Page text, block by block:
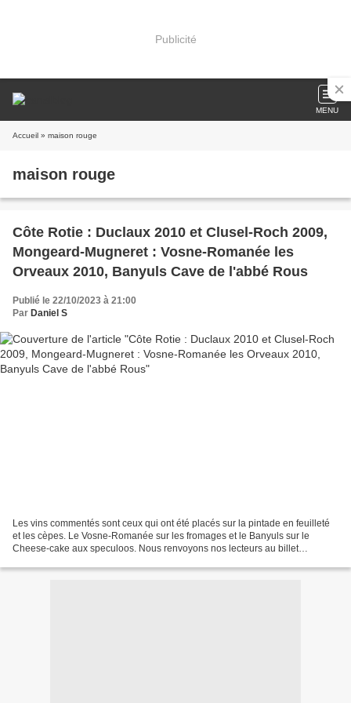
Publicité
MENU
Accueil » maison rouge
maison rouge
Côte Rotie : Duclaux 2010 et Clusel-Roch 2009,
Mongeard-Mugneret : Vosne-Romanée les
Orveaux 2010, Banyuls Cave de l'abbé Rous
Publié le 22/10/2023 à 21:00
Par Daniel S
Les vins commentés sont ceux qui ont été placés sur la pintade en feuilleté
et les cèpes. Le Vosne-Romanée sur les fromages et le Banyuls sur le
Cheese-cake aux speculoos. Nous renvoyons nos lecteurs au billet